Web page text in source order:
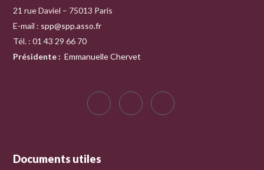
21 rue Daviel – 75013 Paris
E-mail : spp@spp.asso.fr
Tél. : 01 43 29 66 70
Présidente : Emmanuelle Chervet
Documents utiles